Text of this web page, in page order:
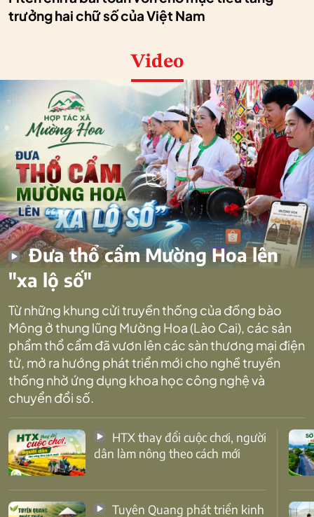
trưởng hai chữ số của Việt Nam
Video
Đưa thổ cẩm Mường Hoa lên
"xa lộ số"
Từ những khung cửi truyền thống của đồng bào
Mông ở thung lũng Mường Hoa (Lào Cai), các sản
phẩm thổ cẩm đã vươn lên các sàn thương mại điện
tử, mở ra hướng phát triển mới cho nghề truyền
thống nhờ ứng dụng khoa học công nghệ và
chuyển đổi số.
dân làm nông theo cách mới